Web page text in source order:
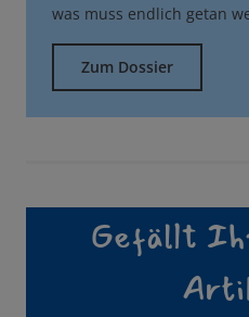
was muss endlich getan
Zum Dossier
Gefällt